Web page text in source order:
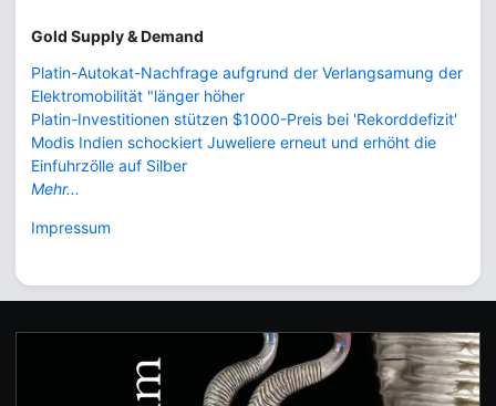
Gold Supply & Demand
Platin-Autokat-Nachfrage aufgrund der Verlangsamung der
Elektromobilität "länger höher
Platin-Investitionen stützen $1000-Preis bei 'Rekorddefizit'
Modis Indien schockiert Juweliere erneut und erhöht die
Einfuhrzölle auf Silber
Mehr...
Impressum